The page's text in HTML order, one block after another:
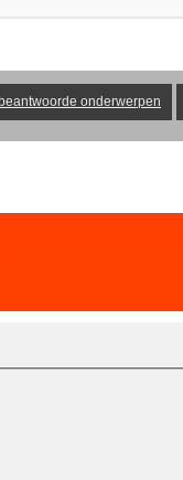
onderwerpen